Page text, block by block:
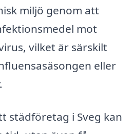
miljö genom att
mot
vilket är särskilt
eller
städföretag i Sveg kan